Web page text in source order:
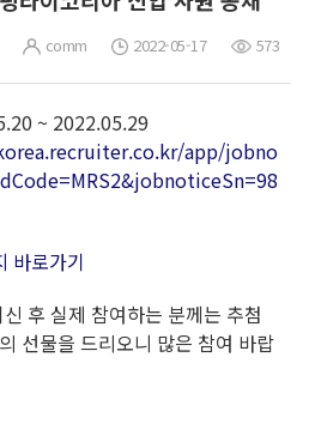
comm 2022-05-17 573
~ 2022.05.29
app/jobno
바로가기
후 실제 참여하는 분께는 추첨
선물을 드리오니 많은 참여 바랍